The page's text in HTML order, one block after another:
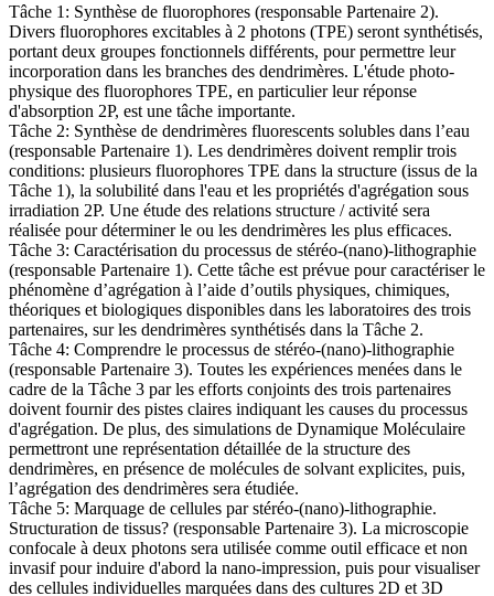
Tâche 1: Synthèse de fluorophores (responsable Partenaire 2).
Divers fluorophores excitables à 2 photons (TPE) seront synthétisés,
portant deux groupes fonctionnels différents, pour permettre leur
incorporation dans les branches des dendrimères. L'étude photo-
physique des fluorophores TPE, en particulier leur réponse
d'absorption 2P, est une tâche importante.
Tâche 2: Synthèse de dendrimères fluorescents solubles dans l’eau
(responsable Partenaire 1). Les dendrimères doivent remplir trois
conditions: plusieurs fluorophores TPE dans la structure (issus de la
Tâche 1), la solubilité dans l'eau et les propriétés d'agrégation sous
irradiation 2P. Une étude des relations structure / activité sera
réalisée pour déterminer le ou les dendrimères les plus efficaces.
Tâche 3: Caractérisation du processus de stéréo-(nano)-lithographie
(responsable Partenaire 1). Cette tâche est prévue pour caractériser le
phénomène d’agrégation à l’aide d’outils physiques, chimiques,
théoriques et biologiques disponibles dans les laboratoires des trois
partenaires, sur les dendrimères synthétisés dans la Tâche 2.
Tâche 4: Comprendre le processus de stéréo-(nano)-lithographie
(responsable Partenaire 3). Toutes les expériences menées dans le
cadre de la Tâche 3 par les efforts conjoints des trois partenaires
doivent fournir des pistes claires indiquant les causes du processus
d'agrégation. De plus, des simulations de Dynamique Moléculaire
permettront une représentation détaillée de la structure des
dendrimères, en présence de molécules de solvant explicites, puis,
l’agrégation des dendrimères sera étudiée.
Tâche 5: Marquage de cellules par stéréo-(nano)-lithographie.
Structuration de tissus? (responsable Partenaire 3). La microscopie
confocale à deux photons sera utilisée comme outil efficace et non
invasif pour induire d'abord la nano-impression, puis pour visualiser
des cellules individuelles marquées dans des cultures 2D et 3D